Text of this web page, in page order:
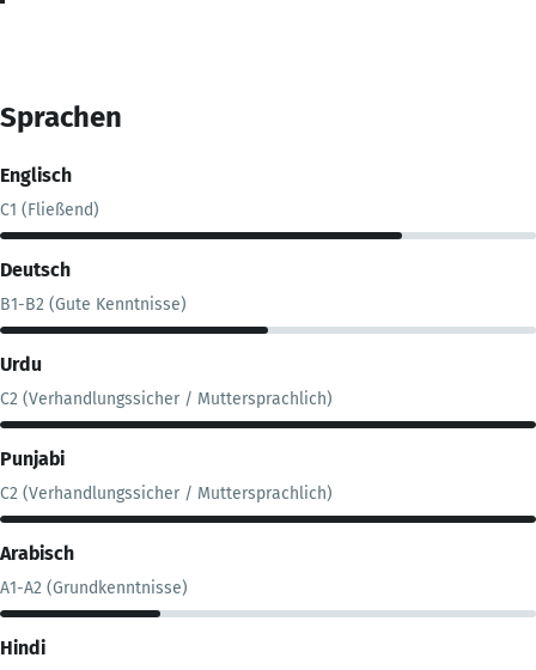
Sprachen
Englisch
C1 (Fließend)
Deutsch
B1-B2 (Gute Kenntnisse)
Urdu
C2 (Verhandlungssicher / Muttersprachlich)
Punjabi
C2 (Verhandlungssicher / Muttersprachlich)
Arabisch
A1-A2 (Grundkenntnisse)
Hindi